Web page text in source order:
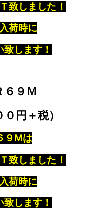
致しました！
荷時に
します！
９Ｍ
０円＋税）
９Mは
致しました！
荷時に
します！